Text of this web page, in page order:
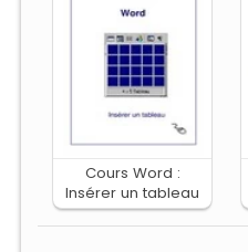
Cours Word :
Insérer un tableau